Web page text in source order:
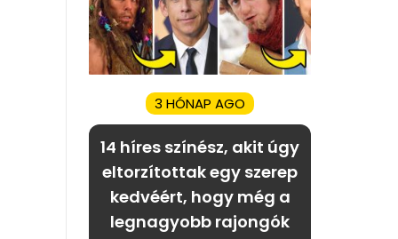
3 HÓNAP AGO
14 híres színész, akit úgy
eltorzítottak egy szerep
kedvéért, hogy még a
legnagyobb rajongók